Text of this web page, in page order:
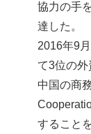
協力の手
達した。
2016年9
て3位の外
中国の商
すること